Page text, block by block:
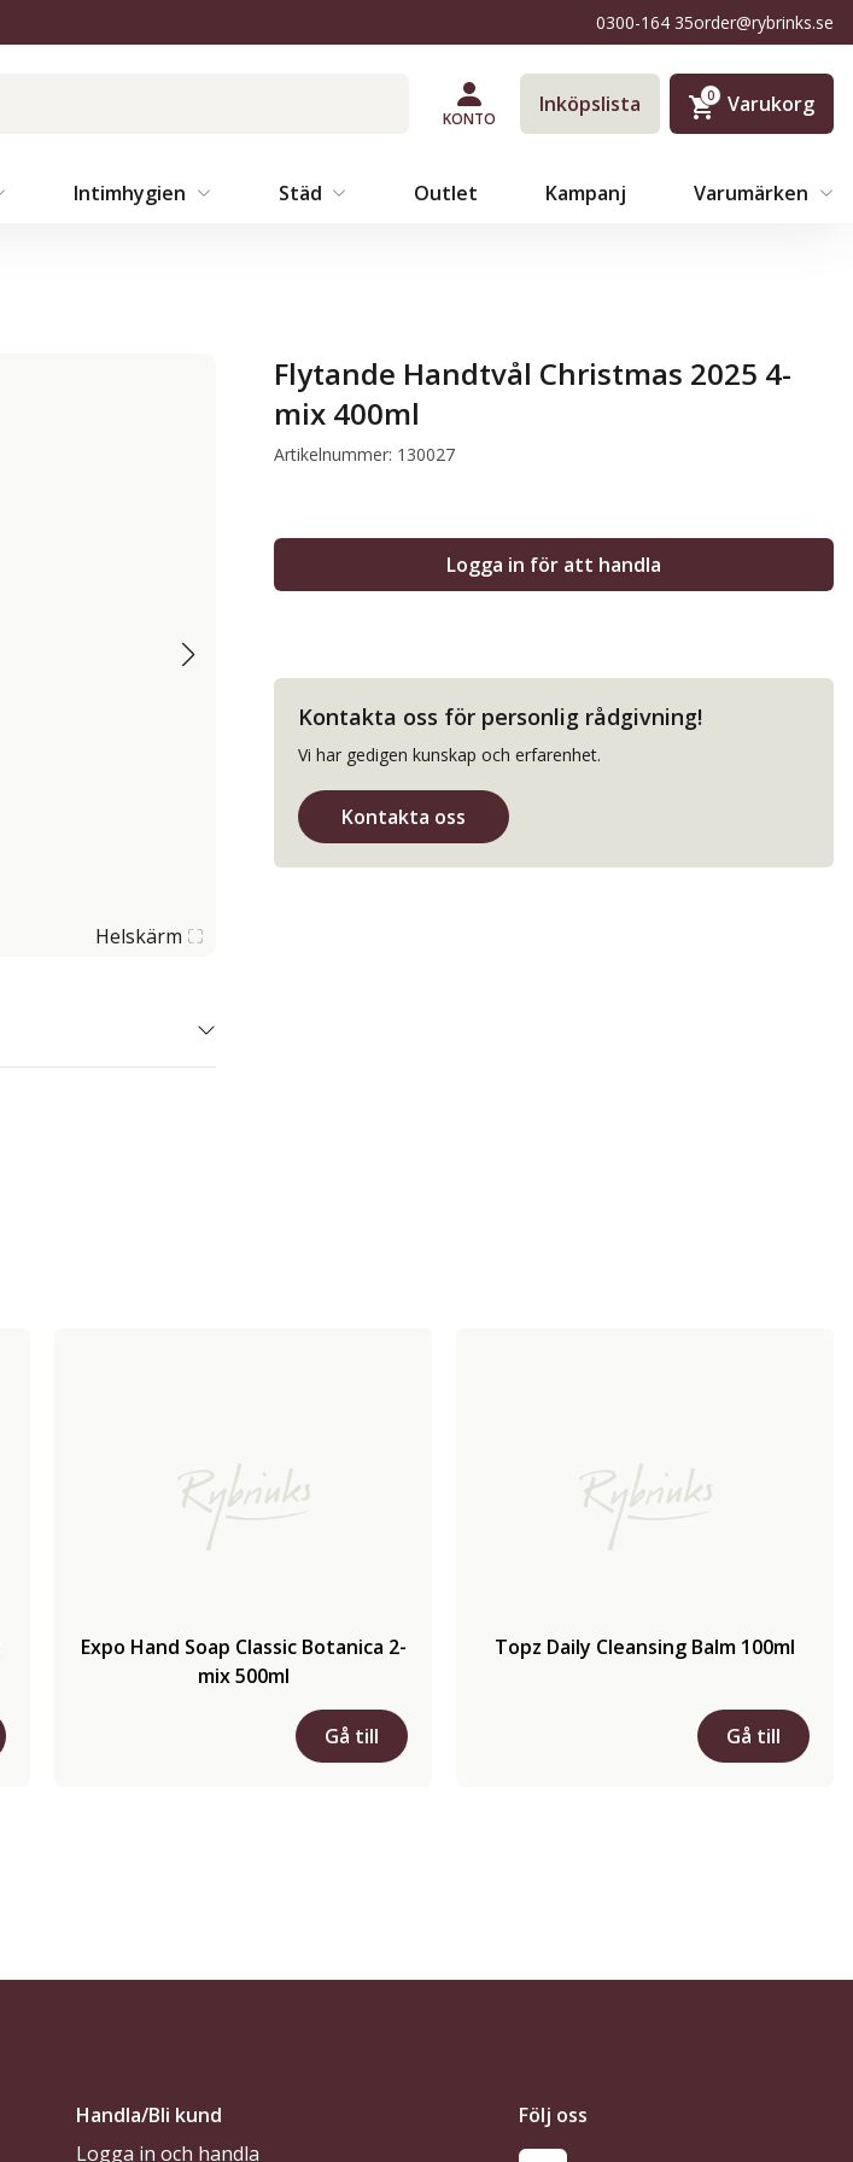
0300-164 35order@rybrinks.se
KONTO
Inköpslista 0 Varukorg
Intimhygien Städ Outlet Kampanj Varumärken
Helskärm
Flytande Handtvål Christmas 2025 4-
mix 400ml
Artikelnummer: 130027
Logga in för att handla
Kontakta oss för personlig rådgivning!
Vi har gedigen kunskap och erfarenhet.
Kontakta oss
Expo Hand Soap Classic Botanica 2-
mix 500ml
Gå till
Topz Daily Cleansing Balm 100ml
Gå till
Handla/Bli kund
Logga in och handla
Följ oss